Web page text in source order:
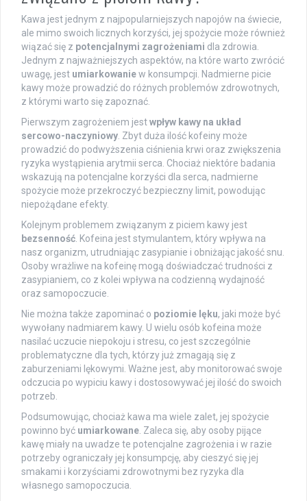
Kawa jest jednym z najpopularniejszych napojów na świecie,
ale mimo swoich licznych korzyści, jej spożycie może również
wiązać się z potencjalnymi zagrożeniami dla zdrowia.
Jednym z najważniejszych aspektów, na które warto zwrócić
uwagę, jest umiarkowaniew konsumpcji. Nadmierne picie
kawy może prowadzić do różnych problemów zdrowotnych,
z którymi warto się zapoznać.
Pierwszym zagrożeniem jestwpływ kawy na układ
sercowo-naczyniowy . Zbyt duża ilość kofeiny może
prowadzić do podwyższenia ciśnienia krwi oraz zwiększenia
ryzyka wystąpienia arytmii serca. Chociaż niektóre badania
wskazują na potencjalne korzyści dla serca, nadmierne
spożycie może przekroczyć bezpieczny limit, powodując
niepożądane efekty.
Kolejnym problemem związanym z piciem kawy jest
bezsenność . Kofeina jest stymulantem, który wpływa na
nasz organizm, utrudniając zasypianie i obniżając jakość snu.
Osoby wrażliwe na kofeinę mogą doświadczać trudności z
zasypianiem, co z kolei wpływa na codzienną wydajność
oraz samopoczucie.
Nie można także zapominać o poziomie lęku, jaki może być
wywołany nadmiarem kawy. U wielu osób kofeina może
nasilać uczucie niepokoju i stresu, co jest szczególnie
problematyczne dla tych, którzy już zmagają się z
zaburzeniami lękowymi. Ważne jest, aby monitorować swoje
odczucia po wypiciu kawy i dostosowywać jej ilość do swoich
potrzeb.
Podsumowując, chociaż kawa ma wiele zalet, jej spożycie
powinno być umiarkowane . Zaleca się, aby osoby pijące
kawę miały na uwadze te potencjalne zagrożenia i w razie
potrzeby ograniczały jej konsumpcję, aby cieszyć się jej
smakami i korzyściami zdrowotnymi bez ryzyka dla
własnego samopoczucia.